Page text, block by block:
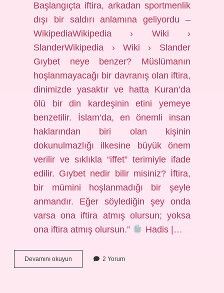
Başlangıçta iftira, arkadan sportmenlik
dışı bir saldırı anlamına geliyordu –
WikipediaWikipedia › Wiki ›
SlanderWikipedia › Wiki › Slander
Gıybet neye benzer? Müslümanın
hoşlanmayacağı bir davranış olan iftira,
dinimizde yasaktır ve hatta Kuran’da
ölü bir din kardeşinin etini yemeye
benzetilir. İslam’da, en önemli insan
haklarından biri olan kişinin
dokunulmazlığı ilkesine büyük önem
verilir ve sıklıkla “iffet” terimiyle ifade
edilir. Gıybet nedir bilir misiniz? İftira,
bir mümini hoşlanmadığı bir şeyle
anmandır. Eğer söylediğin şey onda
varsa ona iftira atmış olursun; yoksa
ona iftira atmış olursun.”
Hadis |…
Devamını okuyun
Nedir
2 Yorum